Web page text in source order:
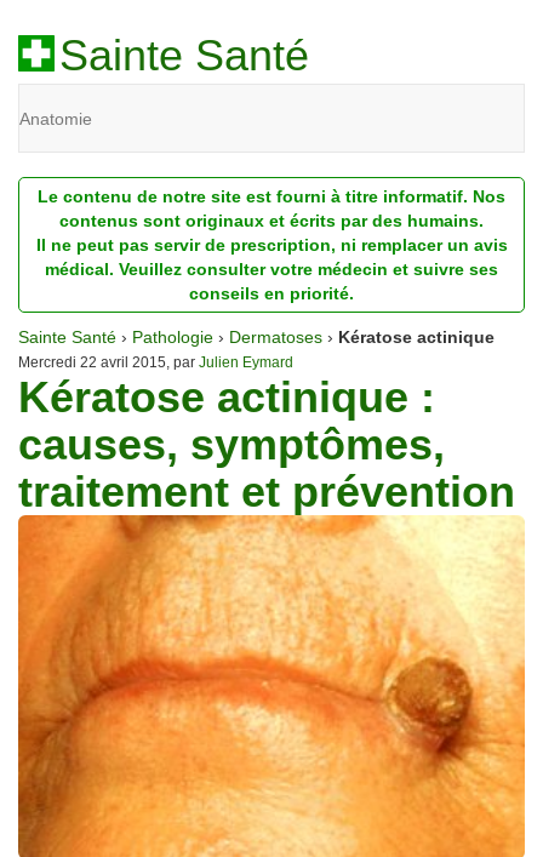
Sainte Santé
Anatomie
Diagnostic
Dossiers
Homéopathie
Nutrition
Pathologie
Psychologie
Recherches
Traitements
Le contenu de notre site est fourni à titre informatif. Nos
contenus sont originaux et écrits par des humains.
Il ne peut pas servir de prescription, ni remplacer un avis
médical. Veuillez consulter votre médecin et suivre ses
conseils en priorité.
Sainte Santé › Pathologie › Dermatoses › Kératose actinique
Mercredi 22 avril 2015, par Julien Eymard
Kératose actinique :
causes, symptômes,
traitement et prévention